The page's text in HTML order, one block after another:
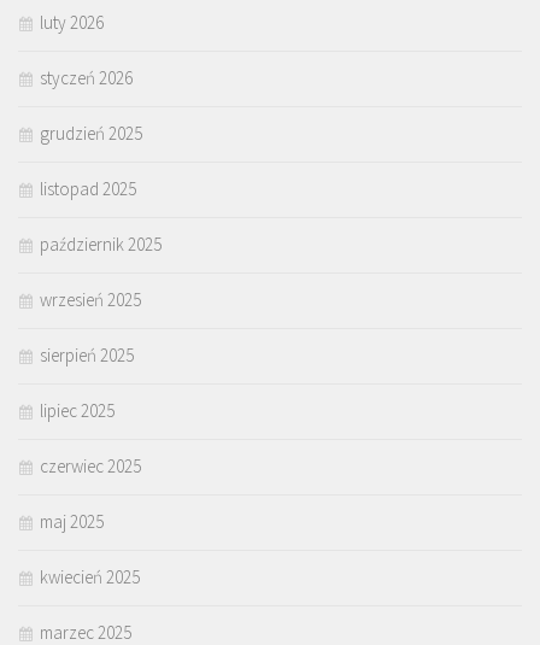
luty 2026
styczeń 2026
grudzień 2025
listopad 2025
październik 2025
wrzesień 2025
sierpień 2025
lipiec 2025
czerwiec 2025
maj 2025
kwiecień 2025
marzec 2025